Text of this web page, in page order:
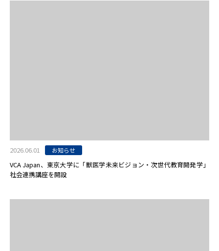
2026.06.01 お知らせ
VCA Japan、東京大学に「獣医学未来ビジョン・次世代教育開発学」
社会連携講座を開設